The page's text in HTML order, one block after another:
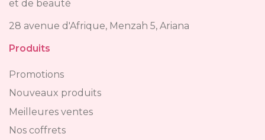
et de beauté
28 avenue d'Afrique, Menzah 5, Ariana
Produits
Promotions
Nouveaux produits
Meilleures ventes
Nos coffrets